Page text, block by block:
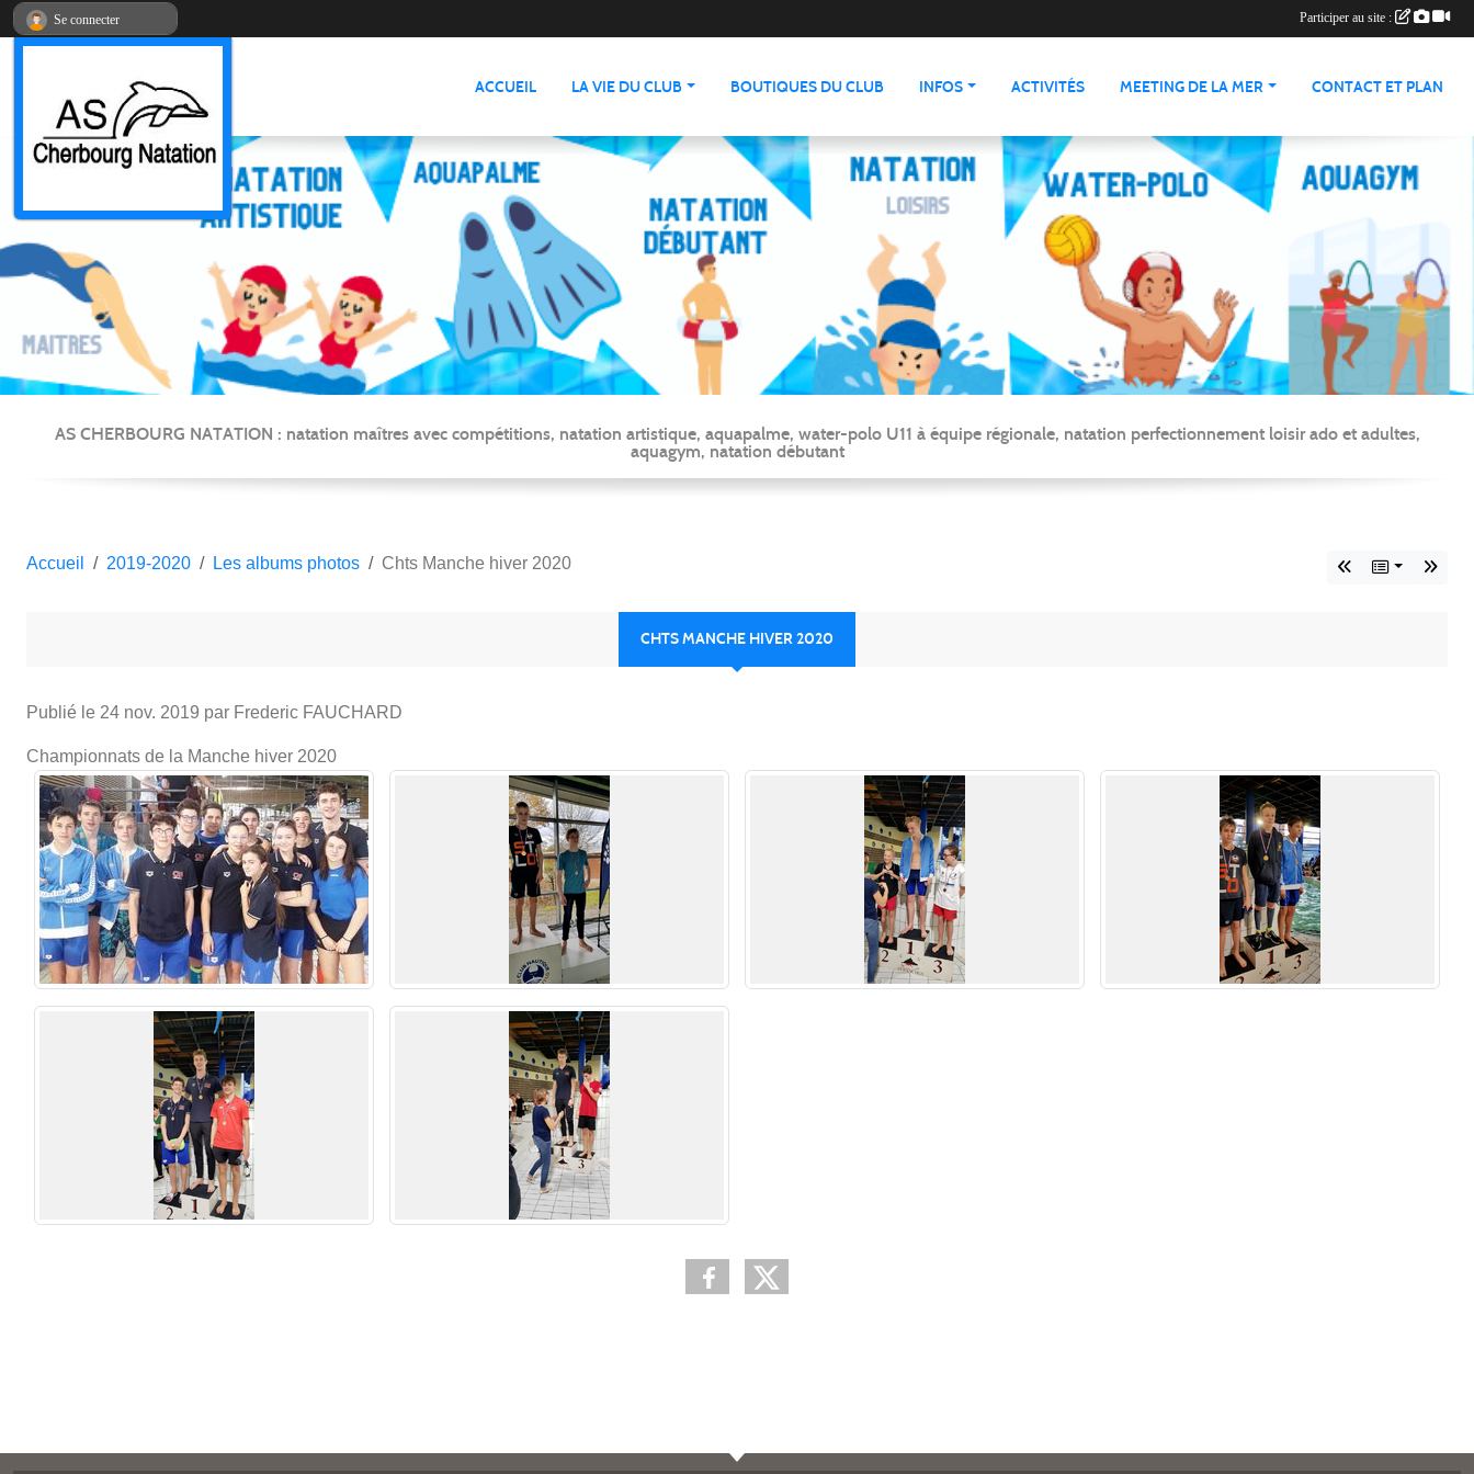
ACCUEIL LA VIE DU CLUB BOUTIQUES DU CLUB INFOS ACTIVITÉS MEETING DE LA MER CONTACT ET PLAN
AS CHERBOURG NATATION : natation maîtres avec compétitions, natation artistique, aquapalme, water-polo U11 à équipe régionale, natation perfectionnement loisir ado et adultes,
aquagym, natation débutant
Accueil 2019-2020 Les albums photos Chts Manche hiver 2020
CHTS MANCHE HIVER 2020
Publié le 24 nov. 2019 par Frederic FAUCHARD
Championnats de la Manche hiver 2020
Se connecter Participer au site :
Panneau de gestion des cookies